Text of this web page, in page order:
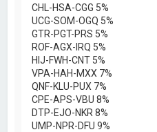
CHL-HSA-CGG 5%
UCG-SOM-OGQ 5%
GTR-PGT-PRS 5%
ROF-AGX-IRQ 5%
HIJ-FWH-CNT 5%
VPA-HAH-MXX 7%
QNF-KLU-PUX 7%
CPE-APS-VBU 8%
DTP-EJO-NKR 8%
UMP-NPR-DFU 9%